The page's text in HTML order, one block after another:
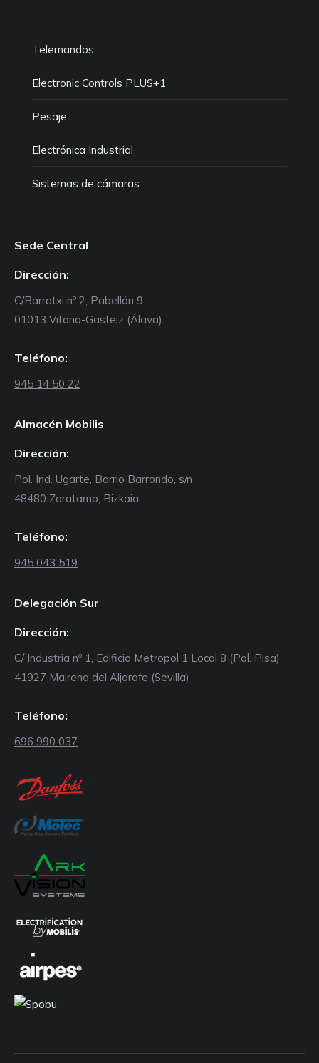
Telemandos
Electronic Controls PLUS+1
Pesaje
Electrónica Industrial
Sistemas de cámaras
Sede Central
Dirección:
C/Barratxi nº 2, Pabellón 9
01013 Vitoria-Gasteiz (Álava)
Teléfono:
945 14 50 22
Almacén Mobilis
Dirección:
Pol. Ind. Ugarte, Barrio Barrondo, s/n
48480 Zaratamo, Bizkaia
Teléfono:
945 043 519
Delegación Sur
Dirección:
C/ Industria nº 1, Edificio Metropol 1 Local 8 (Pol. Pisa)
41927 Mairena del Aljarafe (Sevilla)
Teléfono:
696 990 037